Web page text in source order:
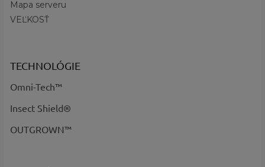
Názov farby a
kód:
Mapa serveru
VEĽKOSŤ
TECHNOLÓGIE
Omni-Tech™
Insect Shield®
OUTGROWN™